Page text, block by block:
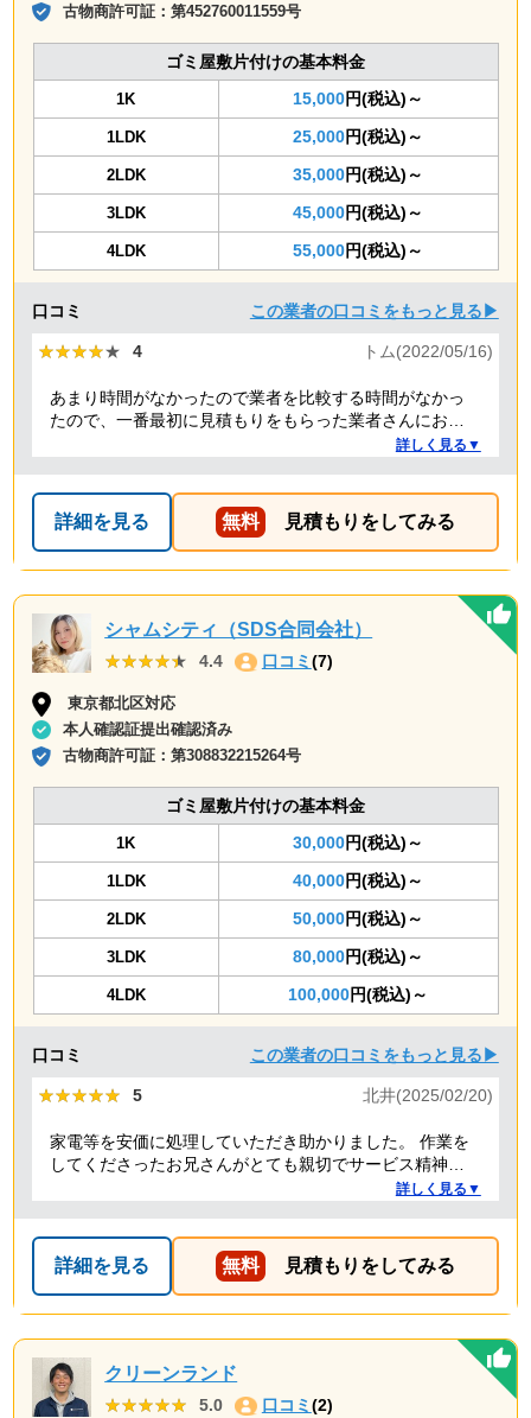
古物商許可証：第452760011559号
ゴミ屋敷片付けの基本料金
1K 15,000円(税込)～
1LDK 25,000円(税込)～
2LDK 35,000円(税込)～
3LDK 45,000円(税込)～
4LDK 55,000円(税込)～
口コミ この業者の口コミをもっと見る▶
★★★★★
★★★★★ 4 トム(2022/05/16)
あまり時間がなかったので業者を比較する時間がなかっ
たので、一番最初に見積もりをもらった業者さんにお願
いしました。最初はちょっと料金が高いかなと思いまし
で手際よくやってもらえました。作業の人もとても対応
がよく気持ちよく作業をしてもらえました。空いてるス
ペースにもう少し残荷積んでもらえたら嬉しかった。
詳しく見る▼
詳細を見る 無料 見積もりをしてみる
シャムシティ（SDS合同会社）
★★★★★
★★★★★ 4.4 口コミ (7)
東京都北区対応
本人確認証提出確認済み
古物商許可証：第308832215264号
ゴミ屋敷片付けの基本料金
1K 30,000円(税込)～
1LDK 40,000円(税込)～
2LDK 50,000円(税込)～
3LDK 80,000円(税込)～
4LDK 100,000円(税込)～
口コミ この業者の口コミをもっと見る▶
★★★★★
★★★★★ 5 北井(2025/02/20)
家電等を安価に処理していただき助かりました。 作業を
してくださったお兄さんがとても親切でサービス精神溢
詳しく見る▼
詳細を見る 無料 見積もりをしてみる
クリーンランド
★★★★★
★★★★★ 5.0 口コミ (2)